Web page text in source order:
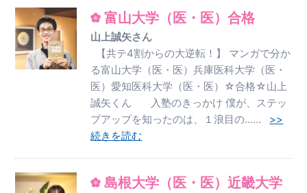
富山大学（医・医）合格
山上誠矢さん
【共テ4割からの大逆転！】 マンガで分か
る富山大学（医・医）兵庫医科大学（医・
医）愛知医科大学（医・医）☆合格☆山上
誠矢くん 入塾のきっかけ 僕が、ステッ
プアップを知ったのは、１浪目の…… >>
続きを読む
島根大学（医・医）近畿大学